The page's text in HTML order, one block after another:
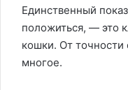
Единственный
положиться, — это
кошки. От точности
многое.